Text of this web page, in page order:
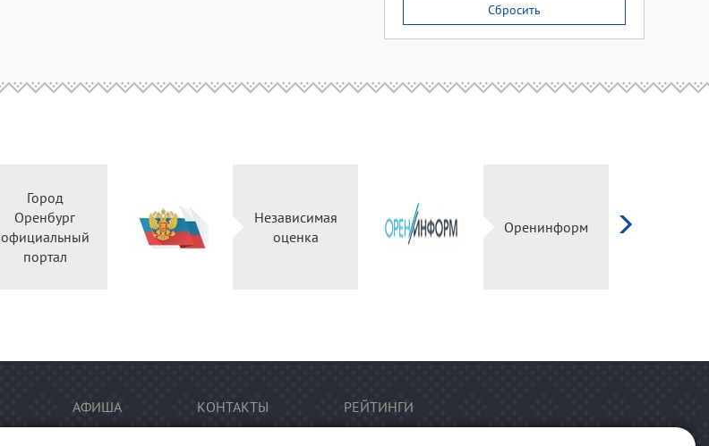
Сбросить
Город
Оренбург
официальный
портал
Независимая
оценка
Оренинформ
АФИША КОНТАКТЫ РЕЙТИНГИ